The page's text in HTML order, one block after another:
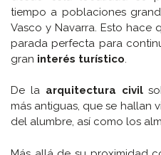
tiempo a poblaciones
Vasco y Navarra. Esto hace
parada perfecta para
gran interés turístico
De la arquitectura civil
más antiguas, que se hallan
del alumbre, así como los